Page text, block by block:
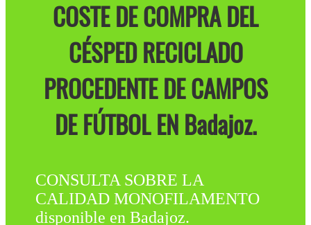
COSTE DE COMPRA DEL
CÉSPED RECICLADO
PROCEDENTE DE CAMPOS
DE FÚTBOL EN Badajoz.
CONSULTA SOBRE LA
CALIDAD MONOFILAMENTO
disponible en Badajoz.